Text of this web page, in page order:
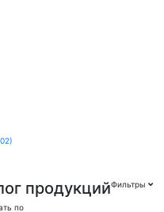
продукций
по
Фильтры